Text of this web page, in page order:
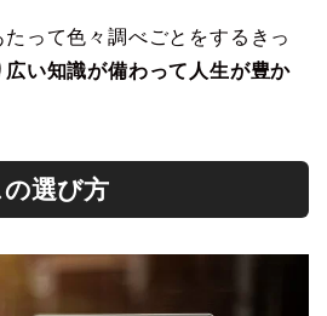
って色々調べごとをするきっ
広い知識が備わって人生が豊か
選び方